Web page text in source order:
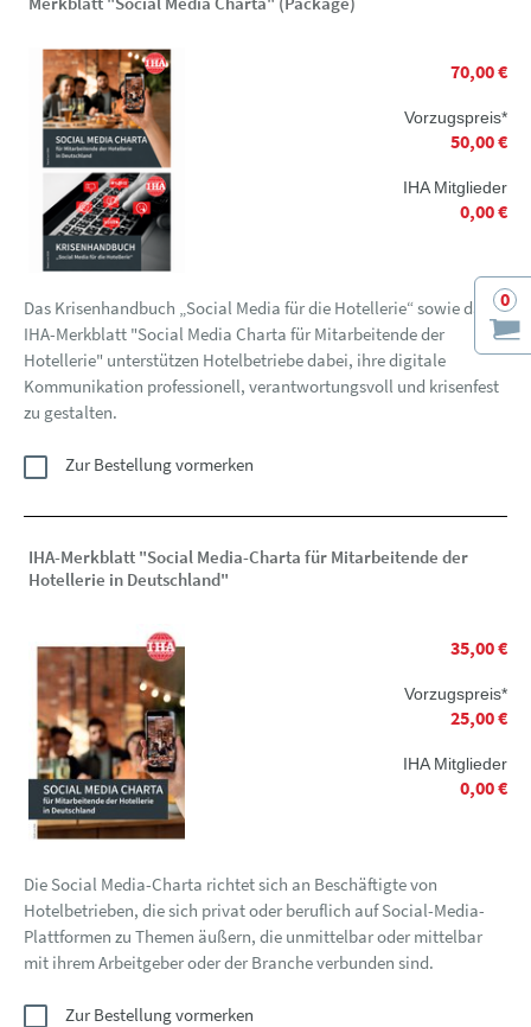
0
70,00 €
Vorzugspreis*
50,00 €
IHA Mitglieder
0,00 €
Das Krisenhandbuch „Social Media für die Hotellerie“ sowie das
IHA-Merkblatt "Social Media Charta für Mitarbeitende der
Hotellerie" unterstützen Hotelbetriebe dabei, ihre digitale
Kommunikation professionell, verantwortungsvoll und krisenfest
zu gestalten.
Zur Bestellung vormerken
IHA-Merkblatt "Social Media-Charta für Mitarbeitende der
Hotellerie in Deutschland"
35,00 €
Vorzugspreis*
25,00 €
IHA Mitglieder
0,00 €
Die Social Media-Charta richtet sich an Beschäftigte von
Hotelbetrieben, die sich privat oder beruflich auf Social-Media-
Plattformen zu Themen äußern, die unmittelbar oder mittelbar
mit ihrem Arbeitgeber oder der Branche verbunden sind.
Zur Bestellung vormerken